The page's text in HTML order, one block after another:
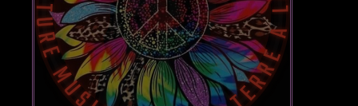
pop electro
Posts
Video stories